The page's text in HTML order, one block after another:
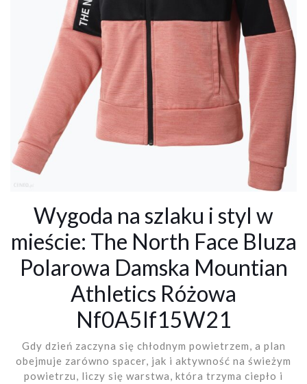
Wygoda na szlaku i styl w
mieście: The North Face Bluza
Polarowa Damska Mountian
Athletics Różowa
Nf0A5If15W21
Gdy dzień zaczyna się chłodnym powietrzem, a plan
obejmuje zarówno spacer, jak i aktywność na świeżym
powietrzu, liczy się warstwa, która trzyma ciepło i